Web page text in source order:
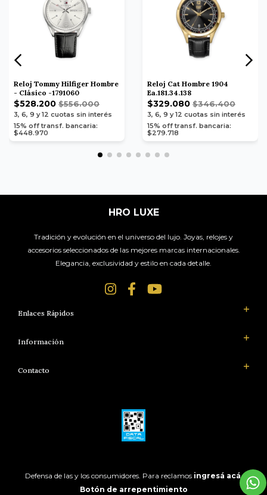
Reloj Tommy Hilfiger Hombre
- Clásico -1791060
$528.200 $556.000
3, 6, 9 y 12 cuotas sin interés
15% off transf. bancaria:
$448.970
Reloj Cat Hombre 1904
Ea.181.34.138
$329.080 $346.400
3, 6, 9 y 12 cuotas sin interés
15% off transf. bancaria:
$279.718
HRO LUXE
Tradición y evolución en el universo del lujo. Joyas, relojes y
accesorios seleccionados de las mejores marcas internacionales.
Elegancia, exclusividad y estilo en cada detalle.
Enlaces Rápidos
Información
Contacto
Defensa de las y los consumidores. Para reclamos ingresá acá.
Botón de arrepentimiento